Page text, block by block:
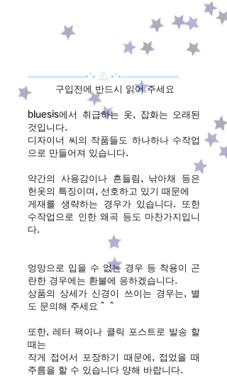
═════════•°• ⚠ •°•═════════
구입전에 반드시 읽어 주세요
bluesis에서 취급하는 옷, 잡화는 오래된
것입니다.
디자이너 씨의 작품들도 하나하나 수작업
으로 만들어져 있습니다.
약간의 사용감이나 흔들림, 낚아채 등은
헌옷의 특징이며, 선호하고 있기 때문에
게재를 생략하는 경우가 있습니다. 또한
수작업으로 인한 왜곡 등도 마찬가지입니
다.
엉망으로 입을 수 없는 경우 등 착용이 곤
란한 경우에는 환불에 응하겠습니다.
상품의 상세가 신경이 쓰이는 경우는, 별
도 문의해 주세요＾＾
또한, 레터 팩이나 클릭 포스트로 발송 할
때는
작게 접어서 포장하기 때문에, 접었을 때
주름을 할 수 있습니다 양해 바랍니다.